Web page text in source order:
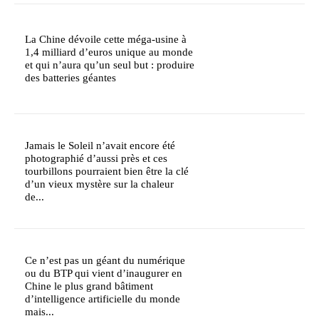
La Chine dévoile cette méga-usine à
1,4 milliard d’euros unique au monde
et qui n’aura qu’un seul but : produire
des batteries géantes
Jamais le Soleil n’avait encore été
photographié d’aussi près et ces
tourbillons pourraient bien être la clé
d’un vieux mystère sur la chaleur
de...
Ce n’est pas un géant du numérique
ou du BTP qui vient d’inaugurer en
Chine le plus grand bâtiment
d’intelligence artificielle du monde
mais...